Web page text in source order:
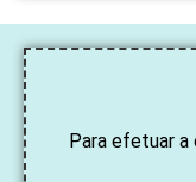
Para efetuar a